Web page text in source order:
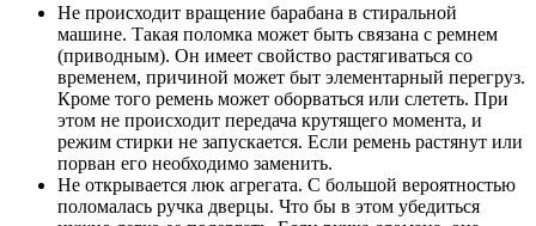
Не происходит вращение барабана в стиральной
машине. Такая поломка может быть связана с ремнем
(приводным). Он имеет свойство растягиваться со
временем, причиной может быт элементарный перегруз.
Кроме того ремень может оборваться или слететь. При
этом не происходит передача крутящего момента, и
режим стирки не запускается. Если ремень растянут или
порван его необходимо заменить.
Не открывается люк агрегата. С большой вероятностью
поломалась ручка дверцы. Что бы в этом убедиться